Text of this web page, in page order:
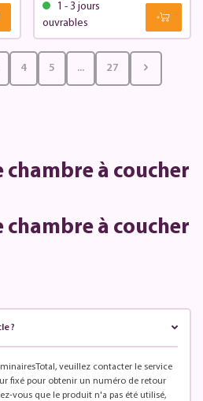
1 - 3 jours
ouvrables
4 5 ... 27
à coucher
à coucher
?
veuillez contacter le service
fixé pour obtenir un numéro de retour
vous que le produit n'a pas été utilisé,